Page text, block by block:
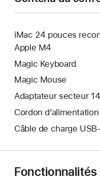
iMac 24 pouces
Apple M4
Magic Keyboard
Magic Mouse
Adaptateur secteur
Cordon
Câble de charge
Fonctionnalités